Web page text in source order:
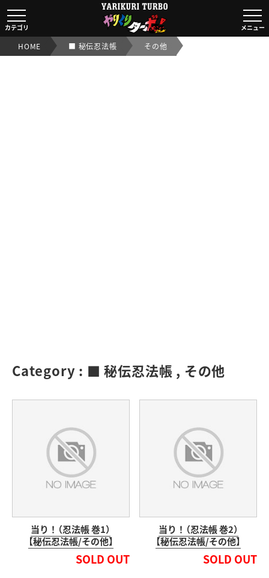
■ 秘伝忍法帳その他｜【ビックリマンシール実店舗買取
カテゴリ メニュー
HOME ■ 秘伝忍法帳 その他
Category : ■ 秘伝忍法帳 , その他
当り！（忍法帳 巻1）
【秘伝忍法帳/その他】
SOLD OUT
当り！（忍法帳 巻2）
【秘伝忍法帳/その他】
SOLD OUT